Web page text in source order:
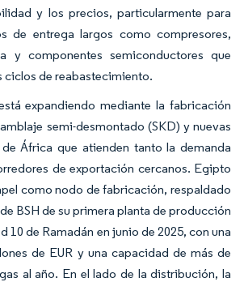
y los precios, particularmente para
de entrega largos como compresores,
y componentes semiconductores que
ciclos de reabastecimiento.
expandiendo mediante la fabricación
semi-desmontado (SKD) y nuevas
África que atienden tanto la demanda
de exportación cercanos. Egipto
como nodo de fabricación, respaldado
BSH de su primera planta de producción
10 de Ramadán en junio de 2025, con una
de EUR y una capacidad de más de
al año. En el lado de la distribución, la